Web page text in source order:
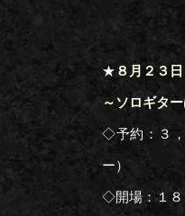
★ ８月２３
～ソロギタ
◇予約：３
ー）
◇開場：１